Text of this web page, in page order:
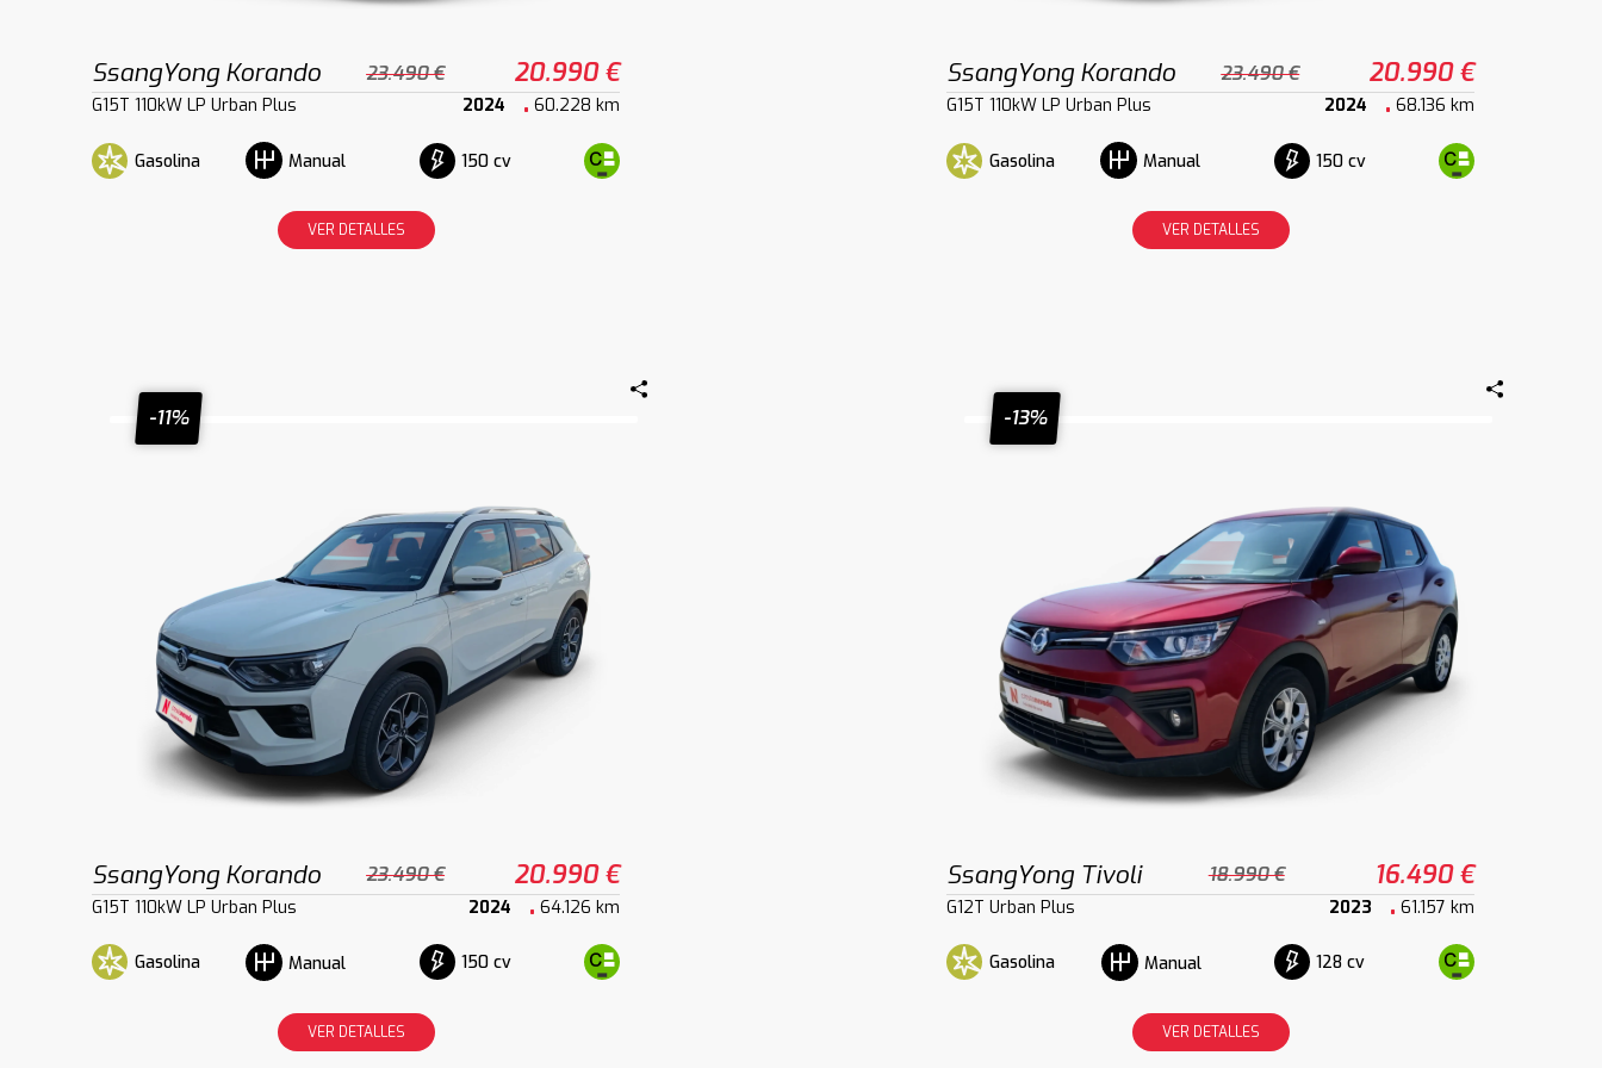
SsangYong Korando 23.490 € 20.990 €
G15T 110kW LP Urban Plus 2024 60.228 km
Gasolina Manual 150 cv
VER DETALLES
SsangYong Korando 23.490 € 20.990 €
G15T 110kW LP Urban Plus 2024 68.136 km
Gasolina Manual 150 cv
VER DETALLES
-11%
SsangYong Korando 23.490 € 20.990 €
G15T 110kW LP Urban Plus 2024 64.126 km
Gasolina Manual 150 cv
VER DETALLES
-13%
SsangYong Tivoli 18.990 € 16.490 €
G12T Urban Plus 2023 61.157 km
Gasolina Manual 128 cv
VER DETALLES